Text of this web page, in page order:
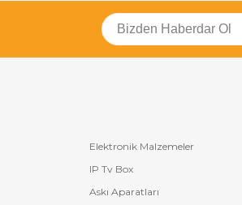
Elektronik Malzemeler
IP Tv Box
Askı Aparatları